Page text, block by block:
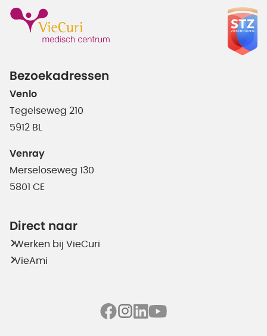
Bezoekadressen
Venlo
Tegelseweg 210
5912 BL
Venray
Merseloseweg 130
5801 CE
Direct naar
Werken bij VieCuri
VieAmi